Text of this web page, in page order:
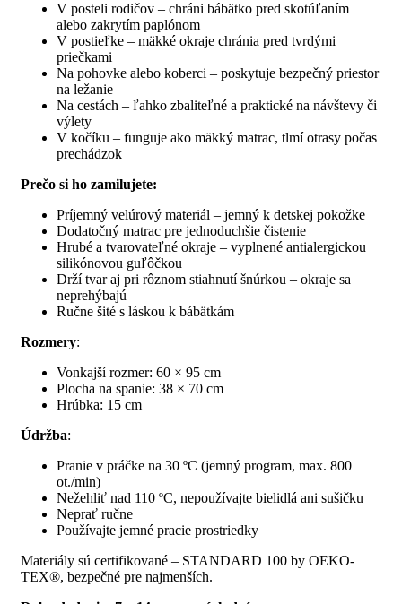
V posteli rodičov – chráni bábätko pred skotúľaním
alebo zakrytím paplónom
V postieľke – mäkké okraje chránia pred tvrdými
priečkami
Na pohovke alebo koberci – poskytuje bezpečný priestor
na ležanie
Na cestách – ľahko zbaliteľné a praktické na návštevy či
výlety
V kočíku – funguje ako mäkký matrac, tlmí otrasy počas
prechádzok
Prečo si ho zamilujete:
Príjemný velúrový materiál – jemný k detskej pokožke
Dodatočný matrac pre jednoduchšie čistenie
Hrubé a tvarovateľné okraje – vyplnené antialergickou
silikónovou guľôčkou
Drží tvar aj pri rôznom stiahnutí šnúrkou – okraje sa
neprehýbajú
Ručne šité s láskou k bábätkám
Rozmery:
Vonkajší rozmer: 60 × 95 cm
Plocha na spanie: 38 × 70 cm
Hrúbka: 15 cm
Údržba:
Pranie v práčke na 30 ºC (jemný program, max. 800
ot./min)
Nežehliť nad 110 ºC, nepoužívajte bielidlá ani sušičku
Neprať ručne
Používajte jemné pracie prostriedky
Materiály sú certifikované – STANDARD 100 by OEKO-
TEX®, bezpečné pre najmenších.